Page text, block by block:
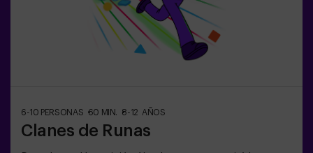
verdadero logro! 🏆Diversión
activa, segura y original para fiestas infantiles, salidas
en familia o simplemente para liberar energía de la
forma más divertida.✅ Ideal para niños | familias |
fiestas infantilesImportante: los niños deben ir
6-10 PERSONAS 60 MIN. 8-12 AÑOS
Clanes de Runas